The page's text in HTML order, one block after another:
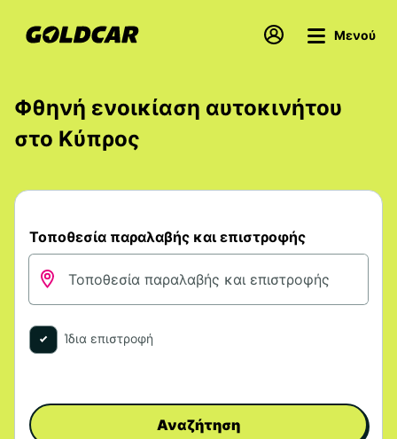
Μενού
Φθηνή ενοικίαση αυτοκινήτου
στο Κύπρος
Τοποθεσία παραλαβής και επιστροφής
Ίδια επιστροφή
Αναζήτηση